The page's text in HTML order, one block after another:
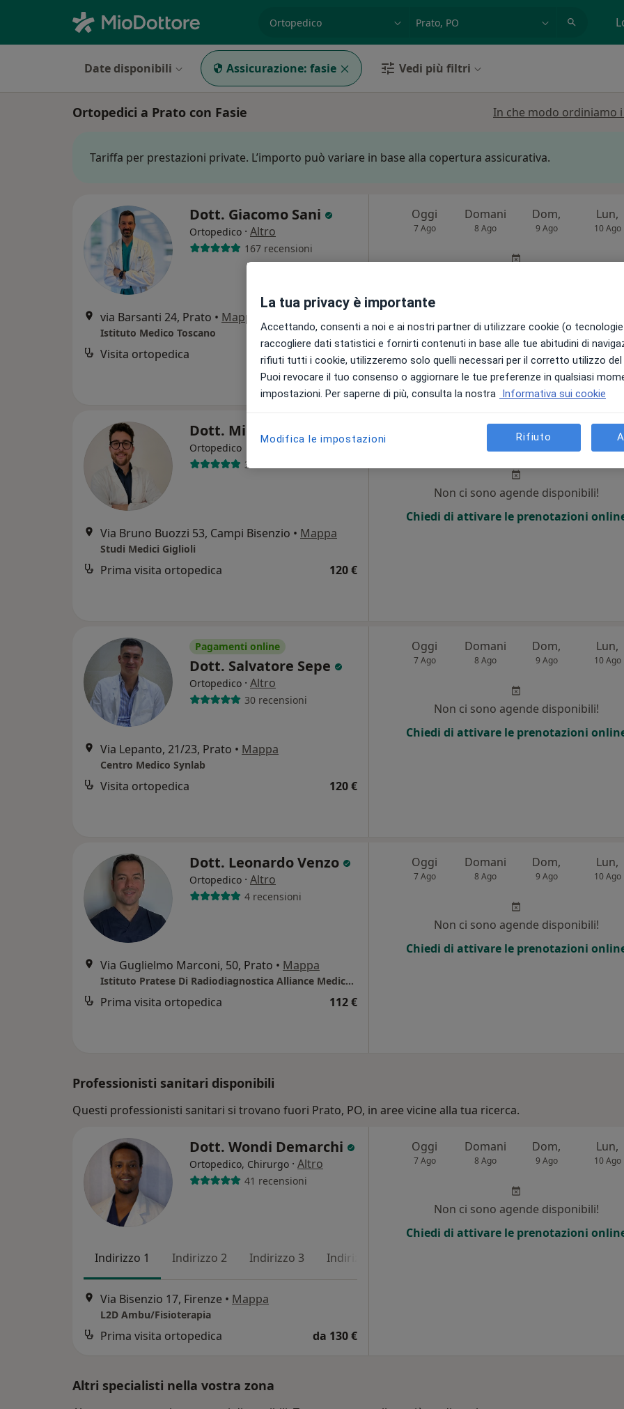
Date disponibili Assicurazione: fasie Vedi più filtri
Ortopedici a Prato con Fasie In che modo ordiniamo
Tariffa per prestazioni private. L’importo può variare in base alla copertura assicurativa.
Dott. Giacomo Sani
Ortopedico · Altro
167 recensioni
via Barsanti 24, Prato • Mappa
Istituto Medico Toscano
Visita ortopedica 130 €
Oggi
7 Ago
Domani
8 Ago
Dom,
9 Ago
Lun,
10 Ago
Chiedi di attivare le prenotazioni online
Dott. Michael Cresci
Ortopedico
39 recensioni
Via Bruno Buozzi 53, Campi Bisenzio • Mappa
Studi Medici Giglioli
Prima visita ortopedica 120 €
Domani Dom,
9 Ago 10 Ago
Non ci sono agende disponibili!
Chiedi di attivare le prenotazioni
Pagamenti online
Dott. Salvatore Sepe
Ortopedico · Altro
30 recensioni
Via Lepanto, 21/23, Prato • Mappa
Centro Medico Synlab
Visita ortopedica 120 €
Oggi
7 Ago
Domani
8 Ago
Dom,
9 Ago
Lun,
10 Ago
Non ci sono agende disponibili!
Chiedi di attivare le prenotazioni
Dott. Leonardo Venzo
Ortopedico · Altro
4 recensioni
Via Guglielmo Marconi, 50, Prato • Mappa
Istituto Pratese Di Radiodiagnostica Alliance Medical - Prato
Prima visita ortopedica 112 €
Oggi
7 Ago
Domani
8 Ago
Dom,
9 Ago
Lun,
10 Ago
Non ci sono agende disponibili!
Chiedi di attivare le prenotazioni
Professionisti sanitari disponibili
Questi professionisti sanitari si trovano fuori Prato, PO, in aree vicine alla tua ricerca.
Dott. Wondi Demarchi
Ortopedico, Chirurgo · Altro
41 recensioni
Indirizzo 1 Indirizzo 2 Indirizzo 3 Indirizzo 4
Via Bisenzio 17, Firenze • Mappa
L2D Ambu/Fisioterapia
Prima visita ortopedica da 130 €
Oggi
7 Ago
Domani
8 Ago
Dom,
9 Ago
Lun,
10 Ago
Non ci sono agende disponibili!
Chiedi di attivare le prenotazioni
Altri specialisti nella vostra zona
La tua privacy è importante
Accettando, consenti a noi e ai nostri partner di utilizzare cookie (o
raccogliere dati statistici e fornirti contenuti in base alle tue abitudini di
rifiuti tutti i cookie, utilizzeremo solo quelli necessari per il corretto utilizzo
Puoi revocare il tuo consenso o aggiornare le tue preferenze in qualsiasi
impostazioni. Per saperne di più, consulta la nostra Informativa sui cookie
Modifica le impostazioni Rifiuto